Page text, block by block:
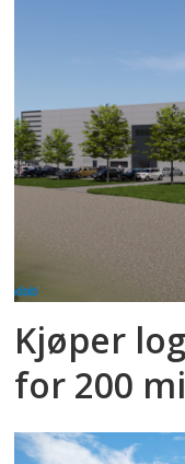
Kjøper
for 200